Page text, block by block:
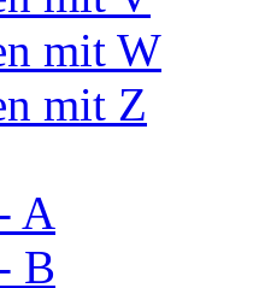
mit W
mit Z
A
B